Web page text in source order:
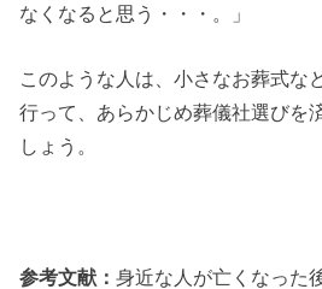
なくなると思う・・・。」
このような人は、小さなお葬式な
行って、あらかじめ葬儀社選びを
しょう。
参考文献：身近な人が亡くなった